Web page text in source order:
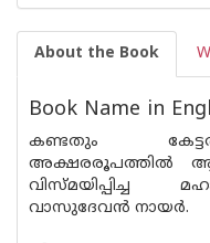
About the Book
Book Name in
കണ്ടതും
അക്ഷരരൂപത്തിൽ
വിസ്‌മയിപ്പിച്ച
വാസുദേവൻ നായർ.